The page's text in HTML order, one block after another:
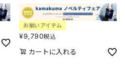
お揃いアイテム
¥9,790税込
カートに入れる